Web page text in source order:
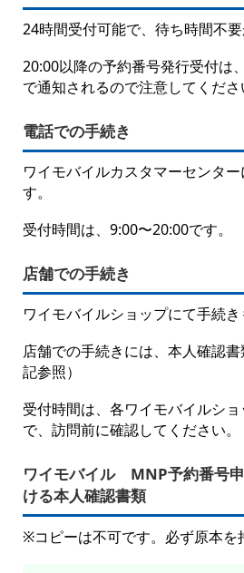
24時間受付可能で、待ち時間不要
20:00以降の予約番号発行受付は
で通知されるので注意してくださ
電話での手続き
ワイモバイルカスタマーセンタ
す。
受付時間は、9:00〜20:00です。
店舗での手続き
ワイモバイルショップにて手続き
店舗での手続きには、本人確認
記参照）
受付時間は、各ワイモバイルシ
で、訪問前に確認してください。
ワイモバイル MNP予約番号
ける本人確認書類
※コピーは不可です。必ず原本を